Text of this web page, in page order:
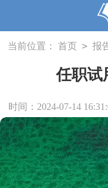
当前位置： 首页 > 报
任职试
时间：2024-07-14